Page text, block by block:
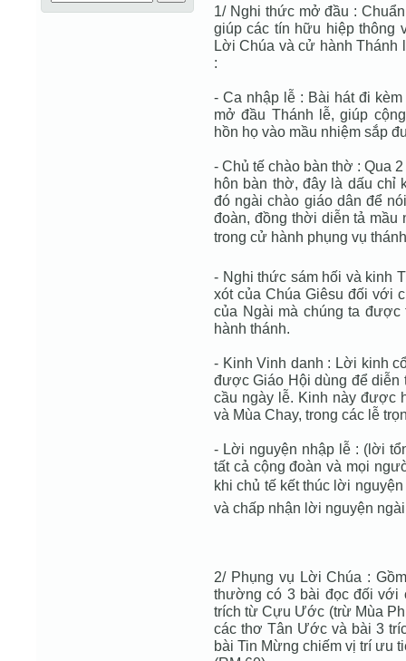
1/ Nghi thức mở đầu :
giúp các tín hữu hiệp thông
Lời Chúa và cử hành Thánh
:
- Ca nhập lễ : Bài hát đi
mở đầu Thánh lễ, giúp
hồn họ vào mầu nhiệm sắp
- Chủ tế chào bàn thờ : Qua
hôn bàn thờ, đây là dấu chỉ
đó ngài chào giáo dân để
đoàn, đồng thời diễn tả
trong cử hành phụng vụ thánh
- Nghi thức sám hối và kinh
xót của Chúa Giêsu đối với
của Ngài mà chúng ta
hành thánh.
- Kinh Vinh danh : Lời kinh
được Giáo Hội dùng để diễn
cầu ngày lễ. Kinh này được
và Mùa Chay, trong các lễ
- Lời nguyện nhập lễ : (lời
tất cả cộng đoàn và mọi
khi chủ tế kết thúc lời
và chấp nhận lời nguyện
2/ Phụng vụ Lời Chúa :
thường có 3 bài đọc đối với
trích từ Cựu Ước (trừ Mùa
các thơ Tân Ước và bài 3
bài Tin Mừng chiếm vị trí ưu